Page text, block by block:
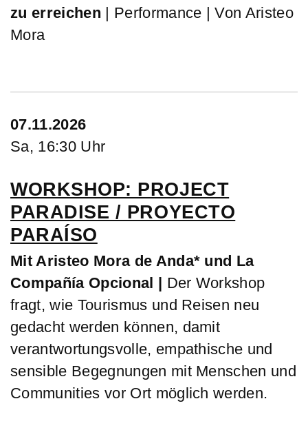
zu erreichen | Performance | Von Aristeo
Mora
07.11.2026
Sa, 16:30 Uhr
WORKSHOP: PROJECT
PARADISE / PROYECTO
PARAÍSO
Mit Aristeo Mora de Anda* und La
Compañía Opcional | Der Workshop
fragt, wie Tourismus und Reisen neu
gedacht werden können, damit
verantwortungsvolle, empathische und
sensible Begegnungen mit Menschen und
Communities vor Ort möglich werden.